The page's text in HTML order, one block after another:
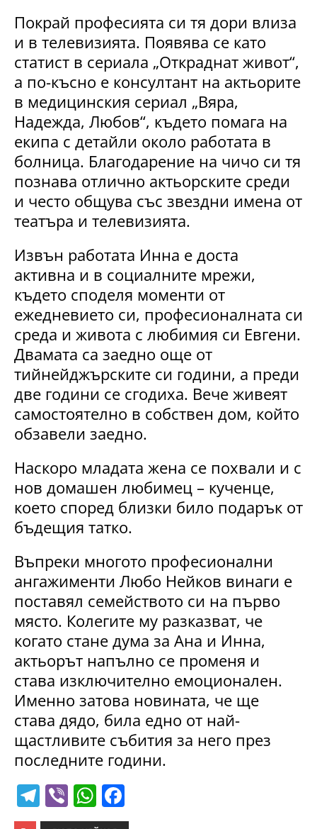
Покрай професията си тя дори влиза
и в телевизията. Появява се като
статист в сериала „Откраднат живот“,
а по-късно е консултант на актьорите
в медицинския сериал „Вяра,
Надежда, Любов“, където помага на
екипа с детайли около работата в
болница. Благодарение на чичо си тя
познава отлично актьорските среди
и често общува със звездни имена от
театъра и телевизията.
Извън работата Инна е доста
активна и в социалните мрежи,
където споделя моменти от
ежедневието си, професионалната си
среда и живота с любимия си Евгени.
Двамата са заедно още от
тийнейджърските си години, а преди
две години се сгодиха. Вече живеят
самостоятелно в собствен дом, който
обзавели заедно.
Наскоро младата жена се похвали и с
нов домашен любимец – кученце,
което според близки било подарък от
бъдещия татко.
Въпреки многото професионални
ангажименти Любо Нейков винаги е
поставял семейството си на първо
място. Колегите му разказват, че
когато стане дума за Ана и Инна,
актьорът напълно се променя и
става изключително емоционален.
Именно затова новината, че ще
става дядо, била едно от най-
щастливите събития за него през
последните години.
T
el
Vi
b
W
h a